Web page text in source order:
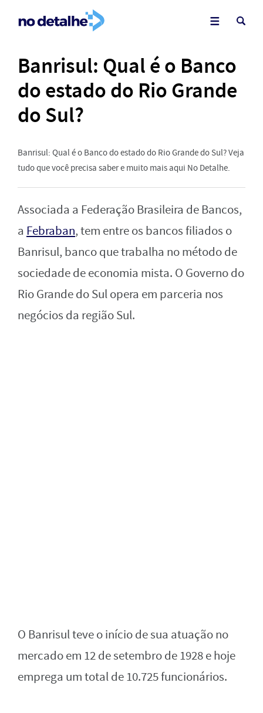
Banrisul: Qual é o Banco
do estado do Rio Grande
do Sul?
Banrisul: Qual é o Banco do estado do Rio Grande do Sul? Veja
tudo que você precisa saber e muito mais aqui No Detalhe.
Associada a Federação Brasileira de Bancos,
a Febraban, tem entre os bancos filiados o
Banrisul, banco que trabalha no método de
sociedade de economia mista. O Governo do
Rio Grande do Sul opera em parceria nos
negócios da região Sul.
O Banrisul teve o início de sua atuação no
mercado em 12 de setembro de 1928 e hoje
emprega um total de 10.725 funcionários.